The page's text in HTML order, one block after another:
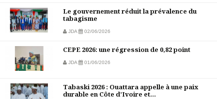
Le gouvernement réduit la prévalence du
tabagisme
JDA 02/06/2026
CEPE 2026: une régression de 0,82 point
JDA 01/06/2026
Tabaski 2026 : Ouattara appelle à une paix
durable en Côte d’Ivoire et...